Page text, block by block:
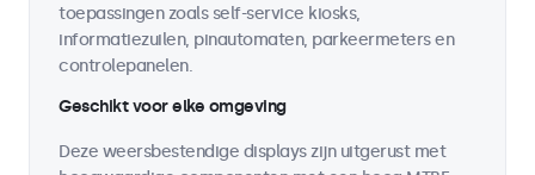
toepassingen zoals self-service kiosks,
informatiezuilen, pinautomaten, parkeermeters en
controlepanelen.
Geschikt voor elke omgeving
Deze weersbestendige displays zijn uitgerust met